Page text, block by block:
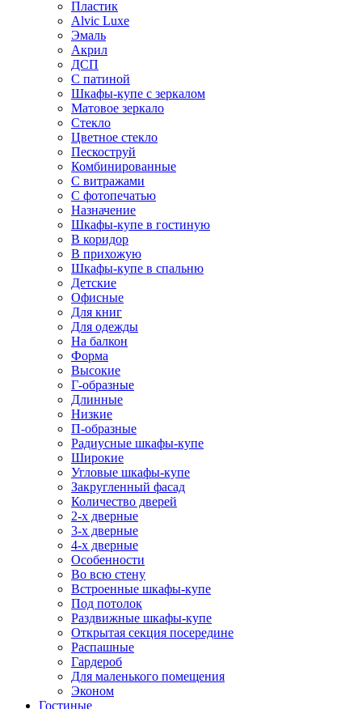
Пластик
Alvic Luxe
Эмаль
Акрил
ДСП
С патиной
Шкафы-купе с зеркалом
Матовое зеркало
Стекло
Цветное стекло
Пескоструй
Комбинированные
С витражами
С фотопечатью
Назначение
Шкафы-купе в гостиную
В коридор
В прихожую
Шкафы-купе в спальню
Детские
Офисные
Для книг
Для одежды
На балкон
Форма
Высокие
Г-образные
Длинные
Низкие
П-образные
Радиусные шкафы-купе
Широкие
Угловые шкафы-купе
Закругленный фасад
Количество дверей
2-х дверные
3-х дверные
4-х дверные
Особенности
Во всю стену
Встроенные шкафы-купе
Под потолок
Раздвижные шкафы-купе
Открытая секция посередине
Распашные
Гардероб
Для маленького помещения
Эконом
Гостиные